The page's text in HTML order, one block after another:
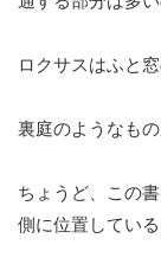
ロクサスはふと窓
裏庭のようなもの
ちょうど、この
側に位置している